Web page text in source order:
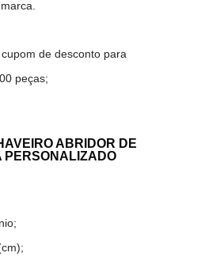
de desconto para
peças;
ABRIDOR DE
PERSONALIZADO